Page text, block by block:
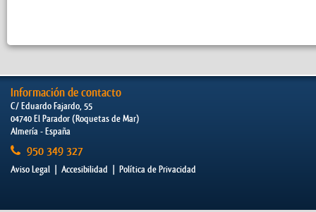
Información de contacto
C/ Eduardo Fajardo, 55
04740 El Parador (Roquetas de Mar)
Almería - España
950 349 327
Aviso Legal Accesibilidad Política de Privacidad